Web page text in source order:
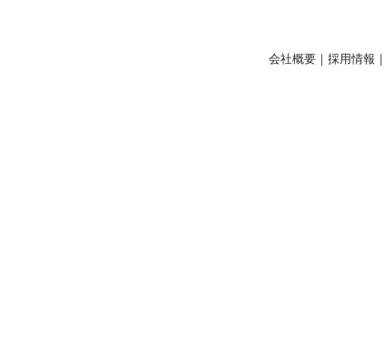
会社概要｜ 採用情報 ｜